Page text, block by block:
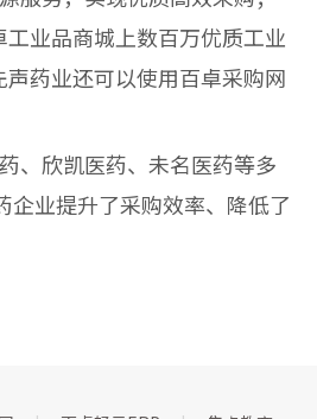
业品商城上数百万优质工业
药业还可以使用百卓采购网
、欣凯医药、未名医药等多
业提升了采购效率、降低了